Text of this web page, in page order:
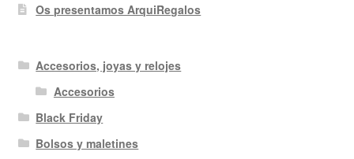
Os presentamos ArquiRegalos
Accesorios, joyas y relojes
Accesorios
Black Friday
Bolsos y maletines